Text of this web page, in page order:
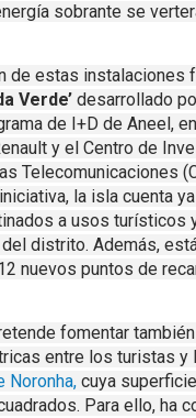
sobrante se
de estas instalaciones
Verde’ desarrollado
de I+D de Aneel,
y el Centro de
Telecomunicaciones
la isla cuenta
a usos turísticos
distrito. Además,
nuevos puntos de
fomentar
entre los turistas y
Noronha, cuya
Para ello, ha